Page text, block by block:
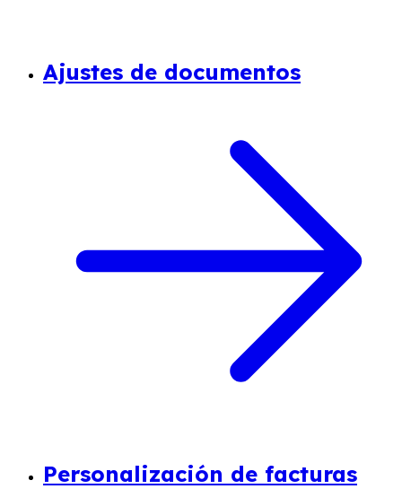
Ajustes de documentos
Personalización de facturas